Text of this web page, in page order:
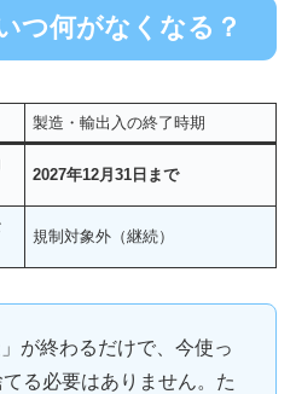
つ何がなくなる？
製造・輸出入の終了時期
2027年12月31日まで
規制対象外（継続）
が終わるだけで、今使っ
る必要はありません。た